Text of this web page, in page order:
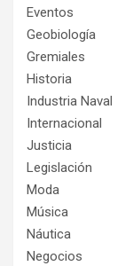
Eventos
Geobiología
Gremiales
Historia
Industria Naval
Internacional
Justicia
Legislación
Moda
Música
Náutica
Negocios